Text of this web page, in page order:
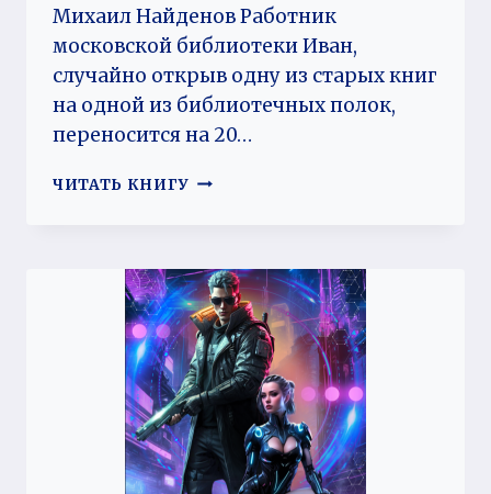
Михаил Найденов Работник
московской библиотеки Иван,
случайно открыв одну из старых книг
на одной из библиотечных полок,
переносится на 20…
ЧИТАТЬ КНИГУ АМЕРИКАНСКАЯ